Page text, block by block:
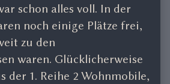
schon alles voll. In der
noch einige Plätze frei,
zu den
waren. Glücklicherweise
der 1. Reihe 2 Wohnmobile,